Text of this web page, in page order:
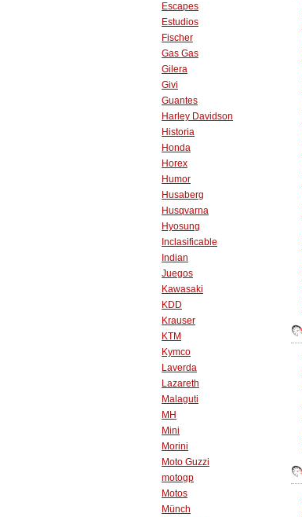
Escapes
Estudios
Fischer
Gas Gas
Gilera
Givi
Guantes
Harley Davidson
Historia
Honda
Horex
Humor
Husaberg
Husqvarna
Hyosung
Inclasificable
Indian
Juegos
Kawasaki
KDD
Krauser
KTM
Kymco
Laverda
Lazareth
Malaguti
MH
Mini
Morini
Moto Guzzi
motogp
Motos
Münch